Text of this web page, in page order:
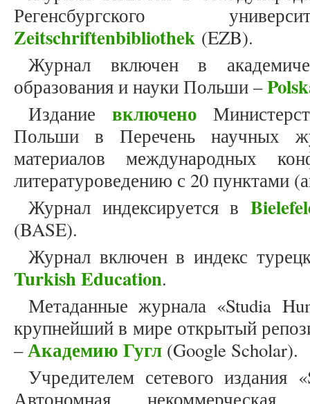
Регенсбургского
Zeitschriftenbibliothek (EZB).
Журнал включен в
образования и науки Польши –
Издание включено
Польши в Перечень научных
материалов международных
литературоведению с 20 пунктами
Журнал индексируется в
(BASE).
Журнал включен в индекс
Turkish Education.
Метаданные журнала «Studia
крупнейший в мире открытый
–Академию Гугл (Google Scholar).
Учредителем сетевого издания